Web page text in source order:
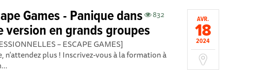
AVR.
18
2024
832
Games - Panique dans
version en grands groupes
– ESCAPE GAMES]
n’attendez plus ! Inscrivez-vous à la formation à